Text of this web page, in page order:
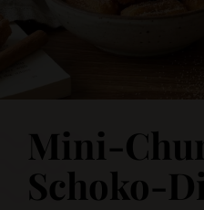
Mini-
Schoko-